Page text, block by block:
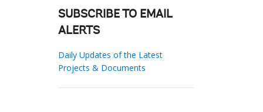
SUBSCRIBE TO EMAIL
ALERTS
Daily Updates of the Latest
Projects & Documents